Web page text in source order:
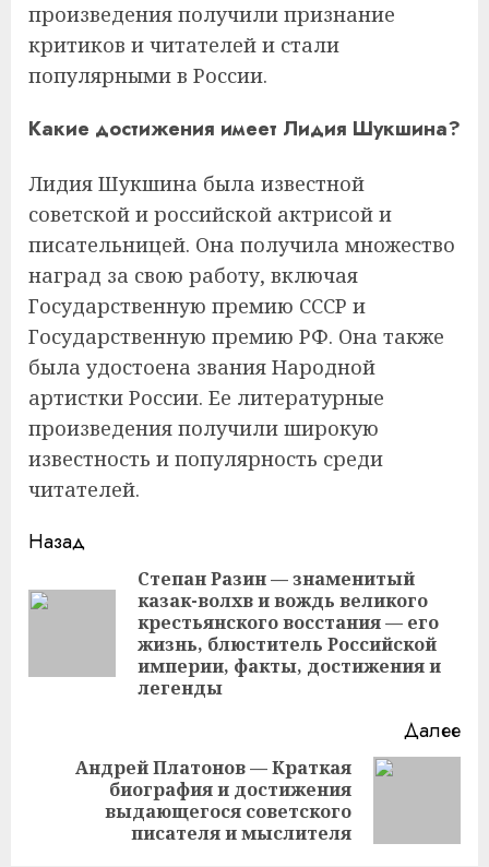
произведения получили признание
критиков и читателей и стали
популярными в России.
Какие достижения имеет Лидия Шукшина?
Лидия Шукшина была известной
советской и российской актрисой и
писательницей. Она получила множество
наград за свою работу, включая
Государственную премию СССР и
Государственную премию РФ. Она также
была удостоена звания Народной
артистки России. Ее литературные
произведения получили широкую
известность и популярность среди
читателей.
Продолжить
чтение
Назад
Степан Разин — знаменитый
казак-волхв и вождь великого
крестьянского восстания — его
жизнь, блюститель Российской
империи, факты, достижения и
легенды
Далее
Следующая
Андрей Платонов — Краткая
биография и достижения
выдающегося советского
писателя и мыслителя